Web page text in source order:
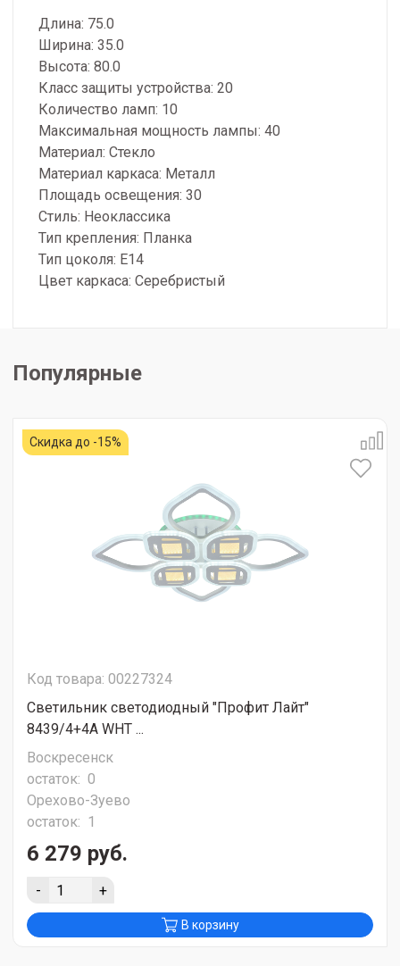
Длина: 75.0
Ширина: 35.0
Высота: 80.0
Класс защиты устройства: 20
Количество ламп: 10
Максимальная мощность лампы: 40
Материал: Стекло
Материал каркаса: Металл
Площадь освещения: 30
Стиль: Неоклассика
Тип крепления: Планка
Тип цоколя: E14
Цвет каркаса: Серебристый
Популярные
Скидка до -15%
Код товара: 00227324
Светильник светодиодный "Профит Лайт"
8439/4+4A WHT ...
Воскресенск
остаток: 0
Орехово-Зуево
остаток: 1
6 279 руб.
- +
В корзину